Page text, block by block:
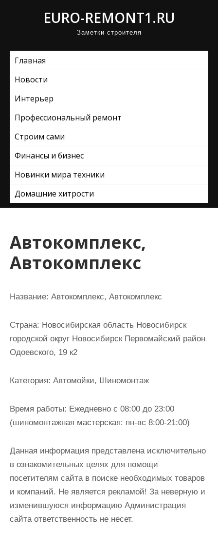
EURO-REMONT1.RU
Заметки строителя
Главная
Новости
Интерьер
Профессиональный ремонт
Строим сами
Финансы и бизнес
Новинки мира техники
Домашние хитрости
Автокомплекс,
Автокомплекс
Название: Автокомплекс, Автокомплекс
Страна: Новосибирская область Новосибирск
городской округ Новосибирск Первомайский район
Одоевского, 19 к2
Категория: Автомойки, Шиномонтаж
Время работы: Ежедневно с 08:00 до 23:00
(шиномонтажная мастерская: пн-вс 8:00-21:00)
Данная информация представлена исключительно
в ознакомительных целях для помощи
посетителям сайта в поиске необходимых товаров
и компаний. Не является рекламой! За неверную и
изменившуюся информацию Администрация
сайта ответственность не несет.